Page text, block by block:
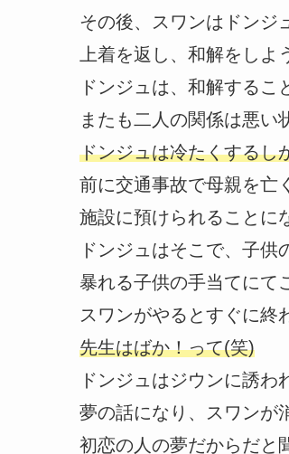
その後、スワンはドンジ
上着を返し、和解をしよ
ドンジュは、和解するこ
またも二人の関係は悪い
ドンジュは冷たくするし
前に交通事故で母親を亡
施設に預けられることに
ドンジュはそこで、子供
暴れる子供の手当てにて
スワンがやるとすぐに終
先生はばか！って(笑)
ドンジュはジウンに誘わ
夢の話になり、スワンが
初恋の人の夢だからだと